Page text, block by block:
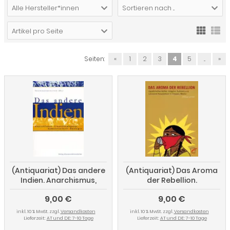
Alle Hersteller*innen Sortieren nach ...
Artikel pro Seite
Seiten: « 1 2 3 4 5 ... »
(Antiquariat) Das andere
Indien. Anarchismus,
Frauenbewegung,
Gewaltfreiheit, Ökologie
9,00 €
inkl. 10 % MwSt. zzgl.Versandkosten
Lieferzeit: AT und DE: 7-10 Tage
(Antiquariat) Das Aroma
der Rebellion.
Zapatistischer Kaffee,
indigener Aufstand und
autonome Kooperativen
in Chiapas
9,00 €
inkl. 10 % MwSt. zzgl.Versandkosten
Lieferzeit: AT und DE: 7-10 Tage